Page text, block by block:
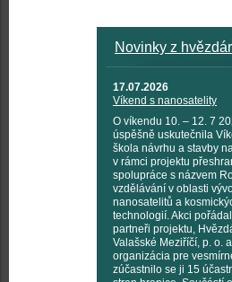
Novinky z
17.07.2026
Víkend s nanosatelity
O víkendu 10. – 12. 7
úspěšně uskutečnila
škola návrhu a stavby
v rámci projektu
spolupráce s názvem
vzdělávání v oblasti
nanosatelitů a
technologií. Akci
partneři projektu,
Valašské Meziříčí, p. o.
organizácia pre
zúčastnilo se ji 15